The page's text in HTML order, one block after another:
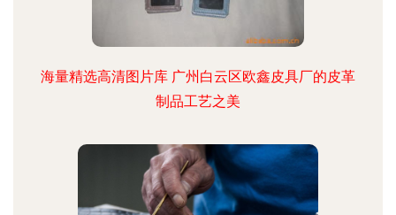
海量精选高清图片库 广州白云区欧鑫皮具厂的皮革
制品工艺之美